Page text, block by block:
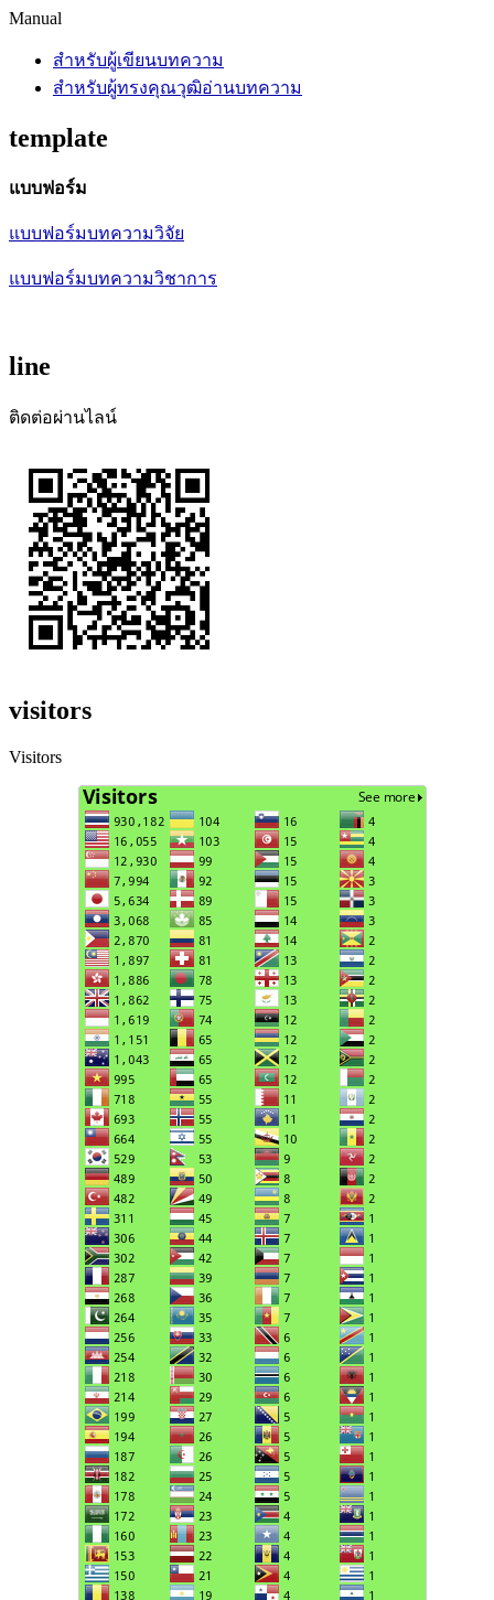
Manual
สำหรับผู้เขียนบทความ
สำหรับผู้ทรงคุณวุฒิอ่านบทความ
template
แบบฟอร์ม
แบบฟอร์มบทความวิจัย
แบบฟอร์มบทความวิชาการ
line
ติดต่อผ่านไลน์
visitors
Visitors